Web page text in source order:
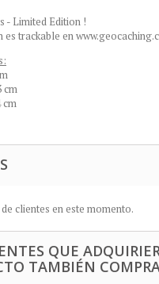
- Limited Edition !
es trackable en
cm
cm
clientes en este momento.
QUE
TAMBIÉN